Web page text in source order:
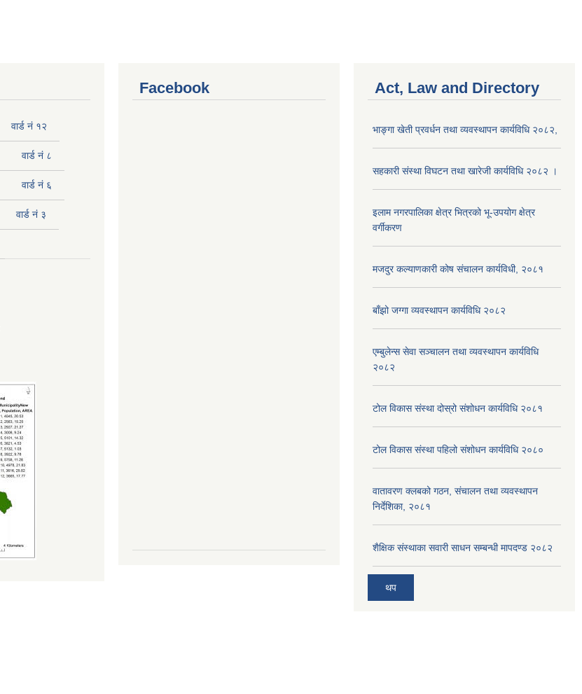
वार्ड नं १२
वार्ड नं ८
वार्ड नं ६
वार्ड नं ३
Facebook Act, Law and Directory
भाङ्गा खेती प्रवर्धन तथा व्यवस्थापन कार्यविधि २०८२,
सहकारी संस्था विघटन तथा खारेजी कार्यविधि २०८२ ।
इलाम नगरपालिका क्षेत्र भित्रको भू-उपयोग क्षेत्र
वर्गीकरण
मजदुर कल्याणकारी कोष संचालन कार्यविधी, २०८१
बाँझो जग्गा व्यवस्थापन कार्यविधि २०८२
एम्बुलेन्स सेवा सञ्चालन तथा व्यवस्थापन कार्यविधि
२०८२
टोल विकास संस्था दोस्रो संशोधन कार्यविधि २०८१
टोल विकास संस्था पहिलो संशोधन कार्यविधि २०८०
वातावरण क्लबको गठन, संचालन तथा व्यवस्थापन
निर्देशिका, २०८१
शैक्षिक संस्थाका सवारी साधन सम्बन्धी मापदण्ड २०८२
थप